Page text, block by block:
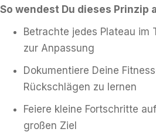
So wendest Du dieses Prinzip
Betrachte jedes Plateau im
zur Anpassung
Dokumentiere Deine
Rückschlägen zu lernen
Feiere kleine Fortschritte
großen Ziel